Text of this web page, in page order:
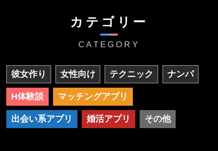
カテゴリー
CATEGORY
彼女作り 女性向け テクニック ナンパ
H体験談 マッチングアプリ
出会い系アプリ 婚活アプリ その他